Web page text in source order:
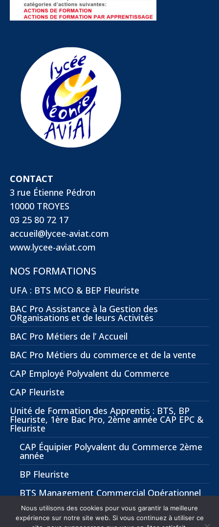
CONTACT
3 rue Étienne Pédron
10000 TROYES
03 25 80 72 17
accueil@lycee-aviat.com
www.lycee-aviat.com
NOS FORMATIONS
UFA : BTS MCO & BEP Fleuriste
BAC Pro Assistance à la Gestion des
ORganisations et de leurs Activités
BAC Pro Métiers de l’ Accueil
BAC Pro Métiers du commerce et de la vente
CAP Employé Polyvalent du Commerce
CAP Fleuriste
Unité de Formation des Apprentis : BTS, BP
Fleuriste, 1ère Bac Pro, 2ème année CAP EPC &
Fleuriste
CAP Équipier Polyvalent du Commerce 2ème
année
BP Fleuriste
BTS Management Commercial Opérationnel
Nous utilisons des cookies pour vous garantir la meilleure
expérience sur notre site web. Si vous continuez à utiliser ce